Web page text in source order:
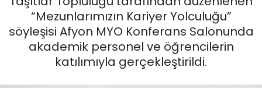
“Mezunlarımızın Kariyer Yolculuğu”
söyleşisi Afyon MYO Konferans Salonunda
akademik personel ve öğrencilerin
katılımıyla gerçekleştirildi.
MAGAZİN
SAĞLIK
Haber Arşivi